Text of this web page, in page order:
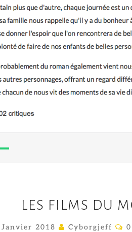
E
S
LES FILMS DU
2018 Cyborgjeff
C